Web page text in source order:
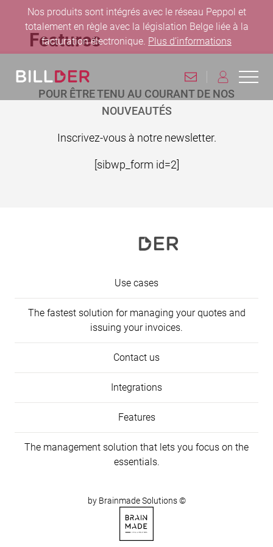
Nos produits sont intégrés avec le réseau Peppol et
totalement en règle avec la législation Belge liée à la
facturation électronique. Plus d’informations
Retourner à la page d'accueil
CONTACTCONNEXION
Features
INFOS
Use cases
The fastest solution for managing your quotes and
issuing your invoices.
Contact us
Integrations
Features
The management solution that lets you focus on the
essentials.
by Brainmade Solutions ©
Voir le site Brainmade
POUR ÊTRE TENU AU COURANT DE NOS
NOUVEAUTÉS
Inscrivez-vous à notre newsletter.
[sibwp_form id=2]